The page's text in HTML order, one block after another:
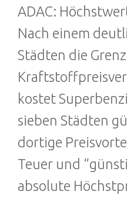
ADAC:
Nach einem
Städten die
kostet
sieben Städten
dortige
Teuer und
absolute